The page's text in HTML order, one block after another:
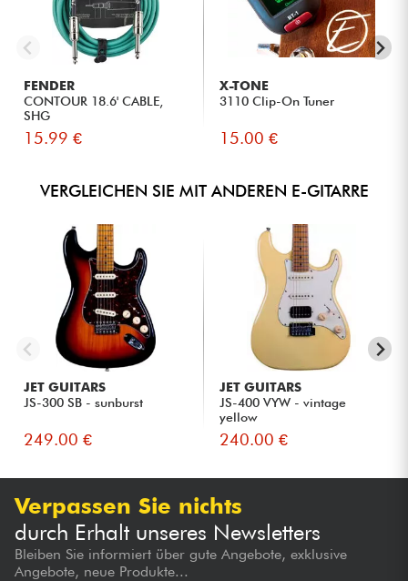
FENDER
CONTOUR 18.6' CABLE,
SHG
15.99 €
X-TONE
3110 Clip-On Tuner
15.00 €
VERGLEICHEN SIE MIT ANDEREN E-GITARRE
JET GUITARS
JS-300 SB - sunburst
249.00 €
JET GUITARS
JS-400 VYW - vintage
yellow
240.00 €
Verpassen Sie nichts
durch Erhalt unseres Newsletters
Bleiben Sie informiert über gute Angebote, exklusive
Angebote, neue Produkte...